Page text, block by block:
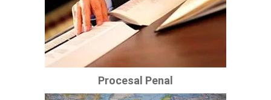
Procesal Penal